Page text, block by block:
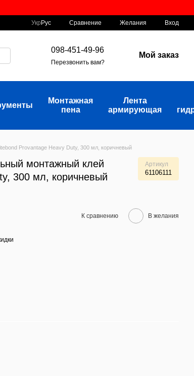
Укр Рус Сравнение Желания Вход
098-451-49-96
Перезвонить вам?
Мой заказ
Монтажная
пена
Лента
армирующая
Provantage Heavy Duty, 300 мл, коричневый
монтажный клей
300 мл, коричневый
Артикул
61106111
К сравнению В желания